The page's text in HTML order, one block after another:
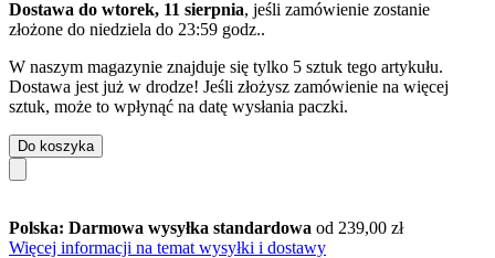
Dostawa do wtorek, 11 sierpnia, jeśli zamówienie zostanie
złożone do niedziela do 23:59 godz..
W naszym magazynie znajduje się tylko 5 sztuk tego artykułu.
Dostawa jest już w drodze! Jeśli złożysz zamówienie na więcej
sztuk, może to wpłynąć na datę wysłania paczki.
Do koszyka
Polska: Darmowa wysyłka standardowa od 239,00 zł
Więcej informacji na temat wysyłki i dostawy